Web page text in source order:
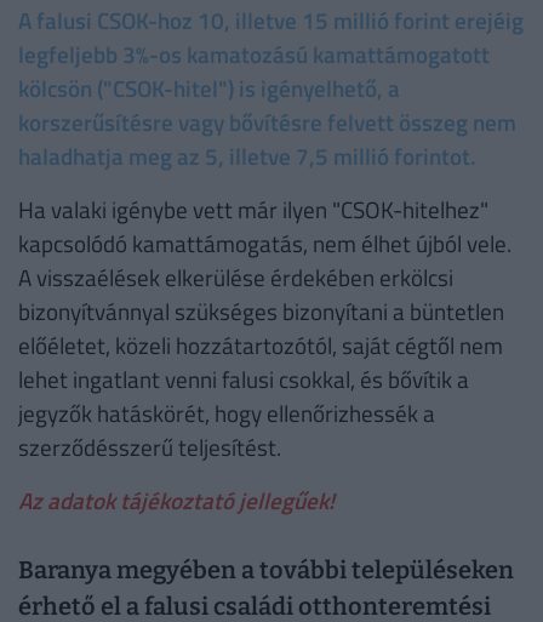
A falusi CSOK-hoz 10, illetve 15 millió forint erejéig
legfeljebb 3%-os kamatozású kamattámogatott
kölcsön ("CSOK-hitel") is igényelhető, a
korszerűsítésre vagy bővítésre felvett összeg nem
haladhatja meg az 5, illetve 7,5 millió forintot.
Ha valaki igénybe vett már ilyen "CSOK-hitelhez"
kapcsolódó kamattámogatás, nem élhet újból vele.
A visszaélések elkerülése érdekében erkölcsi
bizonyítvánnyal szükséges bizonyítani a büntetlen
előéletet, közeli hozzátartozótól, saját cégtől nem
lehet ingatlant venni falusi csokkal, és bővítik a
jegyzők hatáskörét, hogy ellenőrizhessék a
szerződésszerű teljesítést.
Az adatok tájékoztató jellegűek!
Baranya megyében a további településeken
érhető el a falusi családi otthonteremtési